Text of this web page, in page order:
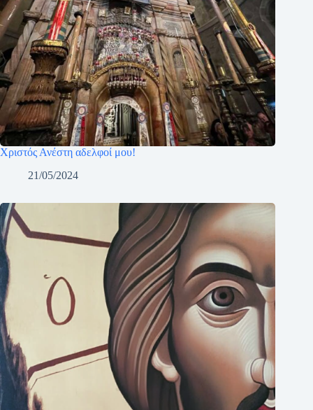
Χριστός Ανέστη αδελφοί μου!
21/05/2024